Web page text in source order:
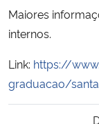
Controladoria-Geral da
Secretaria-Geral
Maiores
internos.
Link: https://
graduacao/